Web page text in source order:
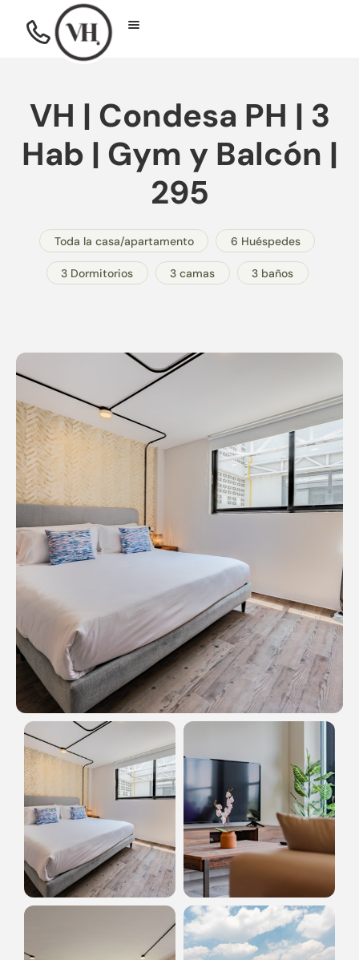
VH | Condesa PH | 3
Hab | Gym y Balcón |
295
Toda la casa/apartamento 6 Huéspedes
3 Dormitorios 3 camas 3 baños